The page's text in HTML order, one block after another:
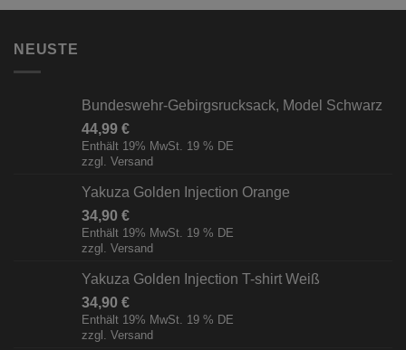
NEUSTE
Bundeswehr-Gebirgsrucksack, Model Schwarz
44,99 €
Enthält 19% MwSt. 19 % DE
zzgl. Versand
Yakuza Golden Injection Orange
34,90 €
Enthält 19% MwSt. 19 % DE
zzgl. Versand
Yakuza Golden Injection T-shirt Weiß
34,90 €
Enthält 19% MwSt. 19 % DE
zzgl. Versand